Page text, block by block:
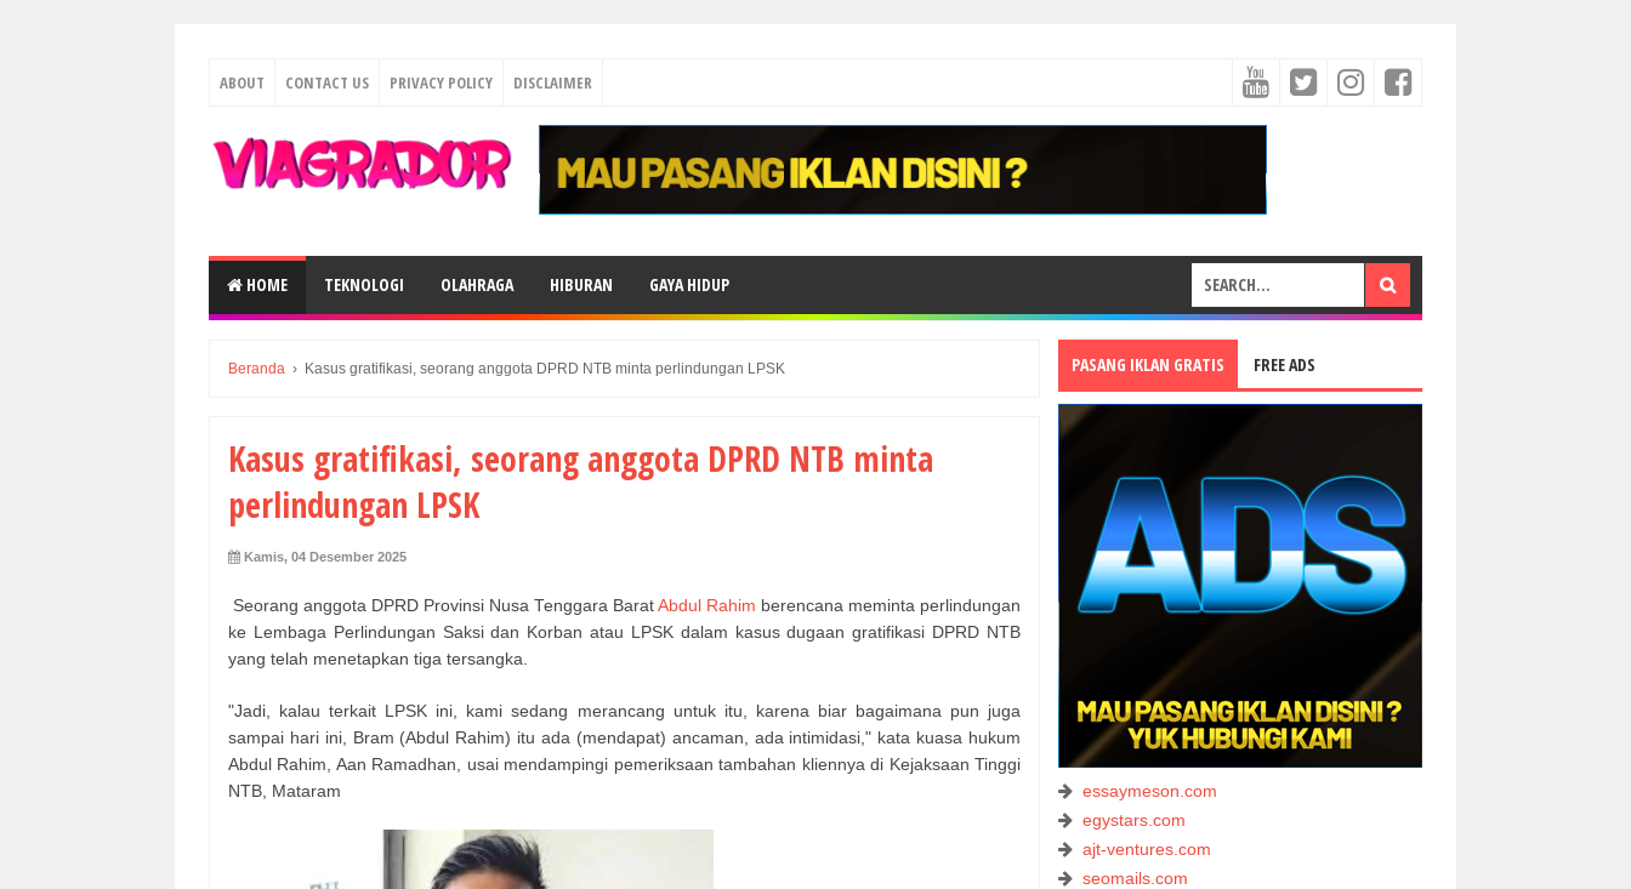
ABOUT CONTACT US PRIVACY POLICY DISCLAIMER
HOME TEKNOLOGI OLAHRAGA HIBURAN GAYA HIDUP
Beranda › Kasus gratifikasi, seorang anggota DPRD NTB minta perlindungan LPSK
Kasus gratifikasi, seorang anggota DPRD NTB minta
perlindungan LPSK
Kamis, 04 Desember 2025
Seorang anggota DPRD Provinsi Nusa Tenggara BaratAbdul Rahim berencana meminta perlindungan
ke Lembaga Perlindungan Saksi dan Korban atau LPSK dalam kasus dugaan gratifikasi DPRD NTB
yang telah menetapkan tiga tersangka.
"Jadi, kalau terkait LPSK ini, kami sedang merancang untuk itu, karena biar bagaimana pun juga
sampai hari ini, Bram (Abdul Rahim) itu ada (mendapat) ancaman, ada intimidasi," kata kuasa hukum
Abdul Rahim, Aan Ramadhan, usai mendampingi pemeriksaan tambahan kliennya di Kejaksaan Tinggi
NTB, Mataram
PASANG IKLAN GRATIS FREE ADS
essaymeson.com
egystars.com
ajt-ventures.com
seomails.com